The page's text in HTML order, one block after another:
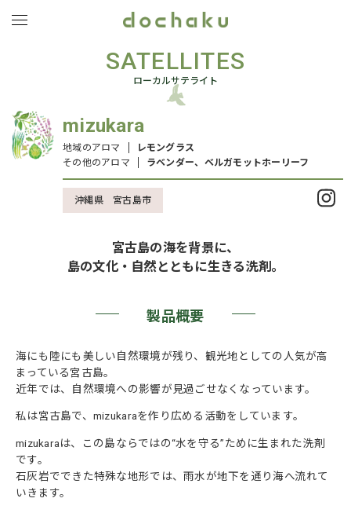
ヴィジョン
お知らせ・ブログ
HOW TO START はじめたい
SATELLITES サテライト
COMPANY 会社概要
SATELLITES
ローカルサテライト
mizukara
地域のアロマ
レモングラス
その他のアロマ
ラベンダー、ベルガモットホーリーフ
沖縄県 宮古島市
宮古島の海を背景に、
島の文化・自然とともに生きる洗剤。
製品概要
海にも陸にも美しい自然環境が残り、観光地としての人気が高
まっている宮古島。
近年では、自然環境への影響が見過ごせなくなっています。
私は宮古島で、mizukaraを作り広める活動をしています。
mizukaraは、この島ならではの“水を守る”ために生まれた洗剤
です。
石灰岩でできた特殊な地形では、雨水が地下を通り海へ流れて
いきます。